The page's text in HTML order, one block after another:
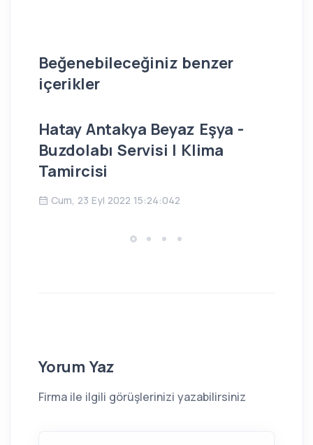
Beğenebileceğiniz benzer
içerikler
Hatay Antakya Beyaz Eşya -
Buzdolabı Servisi | Klima
Tamircisi
Cum, 23 Eyl 2022 15:24:042
Yorum Yaz
Firma ile ilgili görüşlerinizi yazabilirsiniz